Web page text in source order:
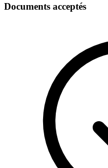
Documents acceptés